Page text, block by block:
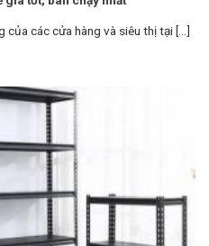
của các cửa hàng và siêu thị tại [...]